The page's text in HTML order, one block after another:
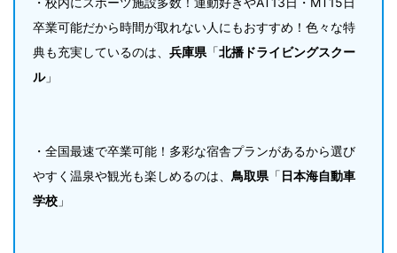
卒業可能だから時間が取れない人にもおすすめ！色々な特
典も充実しているのは、 兵庫県 「北播ドライビングスクー
ル」
・全国最速で卒業可能！多彩な宿舎プランがあるから選び
やすく温泉や観光も楽しめるのは、 鳥取県 「日本海自動車
学校 」